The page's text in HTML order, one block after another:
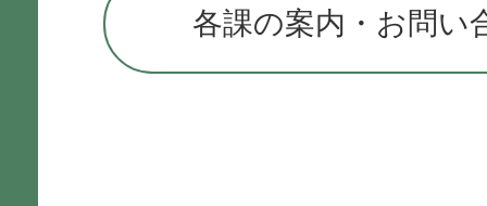
各課の案内・お問い